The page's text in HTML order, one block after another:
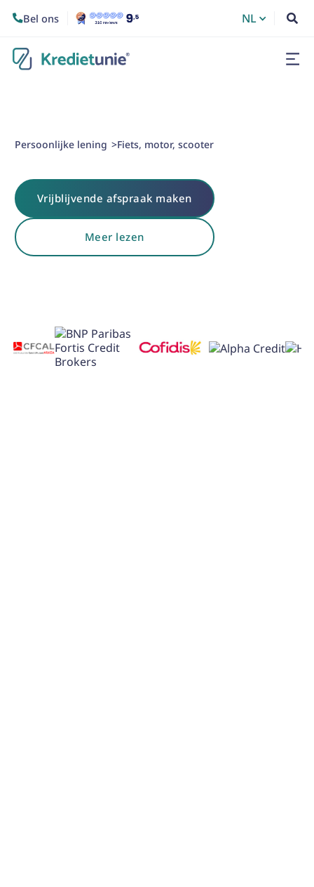
Bel ons NL 
Persoonlijke lening >Fiets, motor, scooter
Vrijblijvende afspraak maken
Meer lezen